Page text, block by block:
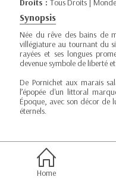
Synopsis
Née du rêve des bains de
villégiature au tournant du
rayées et ses longues
devenue symbole de liberté
De Pornichet aux marais
l’épopée d'un littoral
Époque, avec son décor de
éternels.
Home